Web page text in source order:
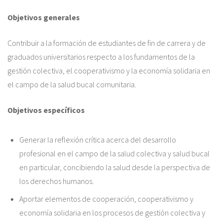
Objetivos generales
Contribuir a la formación de estudiantes de fin de carrera y de
graduados universitarios respecto a los fundamentos de la
gestión colectiva, el cooperativismo y la economía solidaria en
el campo de la salud bucal comunitaria.
Objetivos específicos
Generar la reflexión crítica acerca del desarrollo
profesional en el campo de la salud colectiva y salud bucal
en particular, concibiendo la salud desde la perspectiva de
los derechos humanos.
Aportar elementos de cooperación, cooperativismo y
economía solidaria en los procesos de gestión colectiva y